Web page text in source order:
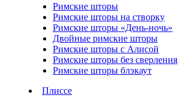
Римские шторы
Римские шторы на створку
Римские шторы «День-ночь»
Двойные римские шторы
Римские шторы с Алисой
Римские шторы без сверления
Римские шторы блэкаут
Плиссе